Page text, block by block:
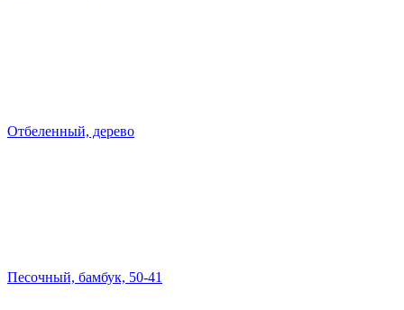
Отбеленный, дерево
Песочный, бамбук, 50-41